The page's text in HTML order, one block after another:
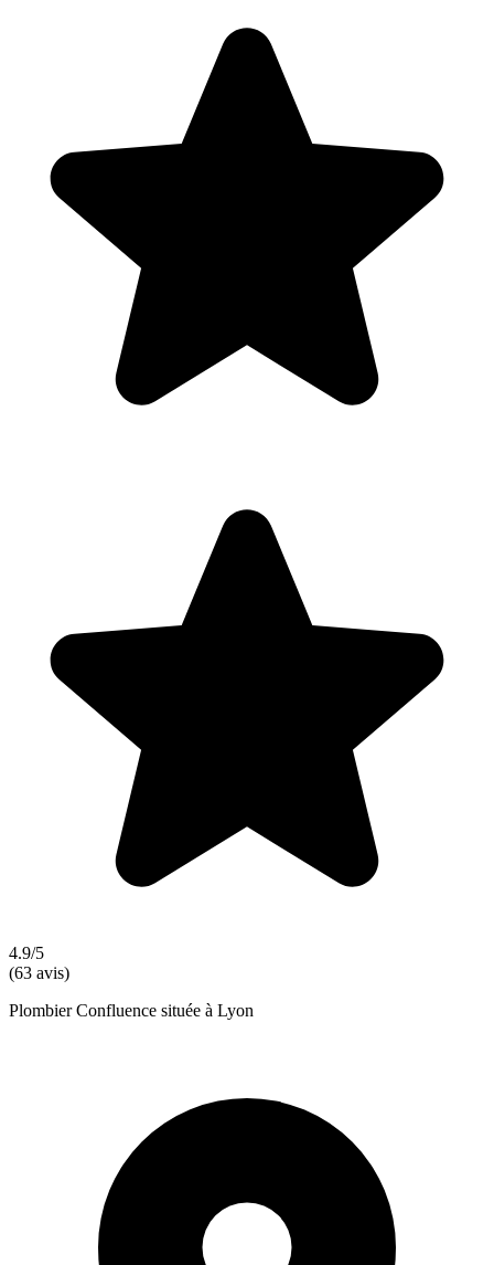
4.9/5
(63 avis)
Plombier Confluence située à Lyon